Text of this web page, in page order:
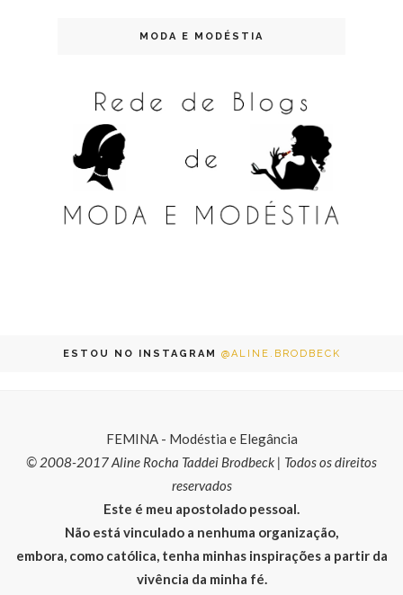
MODA E MODÉSTIA
ESTOU NO INSTAGRAM @ALINE.BRODBECK
FEMINA - Modéstia e Elegância
© 2008-2017 Aline Rocha Taddei Brodbeck | Todos os direitos
reservados
Este é meu apostolado pessoal.
Não está vinculado a nenhuma organização,
embora, como católica, tenha minhas inspirações a partir da
vivência da minha fé.